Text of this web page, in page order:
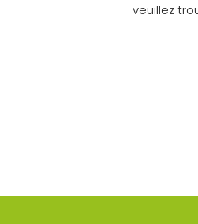
veuillez